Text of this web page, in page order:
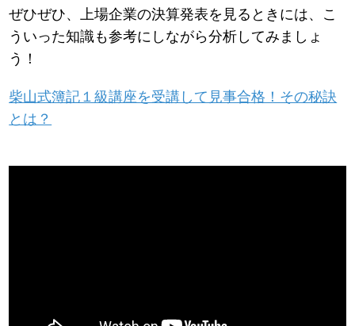
ぜひぜひ、上場企業の決算発表を見るときには、こ
ういった知識も参考にしながら分析してみましょ
う！
柴山式簿記１級講座を受講して見事合格！その秘訣
とは？